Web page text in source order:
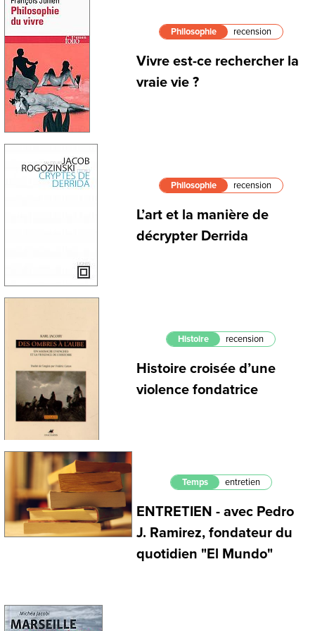
Philosophie recension
Vivre est-ce rechercher la
vraie vie ?
Philosophie recension
L’art et la manière de
décrypter Derrida
Histoire recension
Histoire croisée d’une
violence fondatrice
Temps entretien
ENTRETIEN - avec Pedro
J. Ramirez, fondateur du
quotidien "El Mundo"